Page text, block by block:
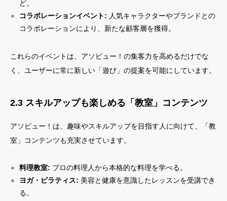
ど。
コラボレーションイベント: 人気キャラクターやブランドとの
コラボレーションにより、新たな顧客層を獲得。
これらのイベントは、アソビュー！の集客力を高めるだけでな
く、ユーザーに常に新しい「遊び」の提案を可能にしています。
2.3 スキルアップも楽しめる「教室」コンテンツ
アソビュー！は、趣味やスキルアップを目指す人に向けて、「教
室」コンテンツも充実させています。
料理教室: プロの料理人から本格的な料理を学べる。
ヨガ・ピラティス: 美容と健康を意識したレッスンを受講でき
る。